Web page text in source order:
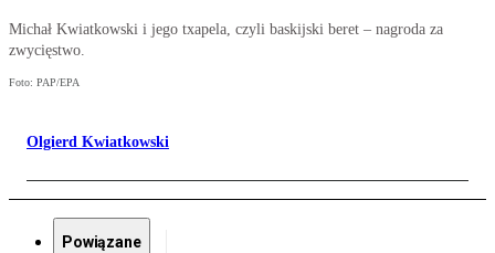
Michał Kwiatkowski i jego txapela, czyli baskijski beret – nagroda za
zwycięstwo.
Foto: PAP/EPA
Olgierd Kwiatkowski
Powiązane